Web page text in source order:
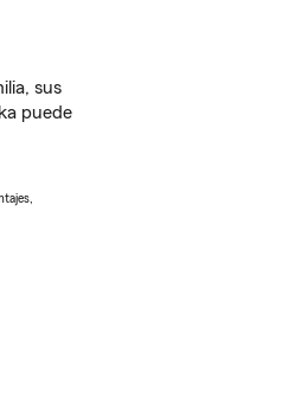
sus
puede